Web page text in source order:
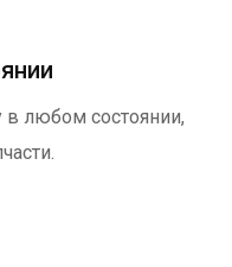
в любом состоянии,